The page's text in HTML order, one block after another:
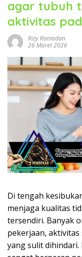
agar tubuh
aktivitas
Rizy Ramadan
26 Maret 2026
Di tengah
menjaga kualitas
tersendiri. Banyak
pekerjaan,
yang sulit dihindari.